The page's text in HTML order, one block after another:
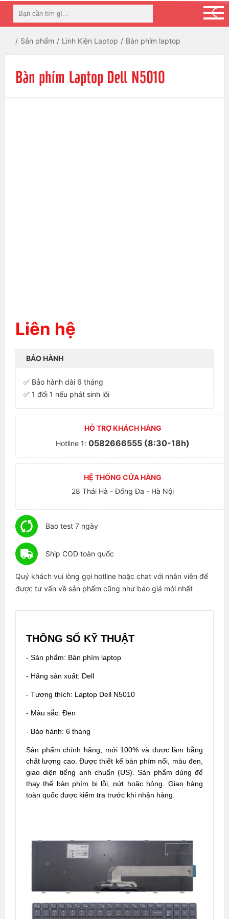
Sản phẩm Linh Kiện Laptop Bàn phím laptop
Bàn phím Laptop Dell N5010
Liên hệ
BẢO HÀNH
✅ Bảo hành dài 6 tháng
✅ 1 đổi 1 nếu phát sinh lỗi
HỖ TRỢ KHÁCH HÀNG
Hotline 1: 0582666555 (8:30-18h)
HỆ THỐNG CỬA HÀNG
28 Thái Hà - Đống Đa - Hà Nội
Bao test 7 ngày
Ship COD toàn quốc
Quý khách vui lòng gọi hotline hoặc chat với nhân viên để
được tư vấn về sản phẩm cũng như báo giá mới nhất
THÔNG SỐ KỸ THUẬT
- Sản phẩm: Bàn phím laptop
- Hãng sản xuất: Dell
- Tương thích: Laptop Dell N5010
- Màu sắc: Đen
- Bảo hành: 6 tháng
Sản phẩm chính hãng, mới 100% và được làm bằng
chất lượng cao. Được thiết kế bàn phím nổi, màu đen,
giao diện tiếng anh chuẩn (US). Sản phẩm dùng để
thay thế bàn phím bị lỗi, nứt hoặc hỏng. Giao hàng
toàn quốc được kiểm tra trước khi nhận hàng.